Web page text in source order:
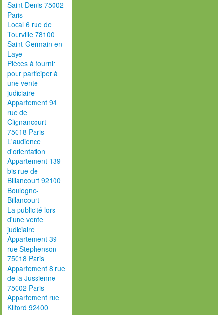
Saint Denis 75002
Paris
Local 6 rue de
Tourville 78100
Saint-Germain-en-
Laye
Pièces à fournir
pour participer à
une vente
judiciaire
Appartement 94
rue de
Clignancourt
75018 Paris
L'audience
d'orientation
Appartement 139
bis rue de
Billancourt 92100
Boulogne-
Billancourt
La publicité lors
d'une vente
judiciaire
Appartement 39
rue Stephenson
75018 Paris
Appartement 8 rue
de la Jussienne
75002 Paris
Appartement rue
Kilford 92400